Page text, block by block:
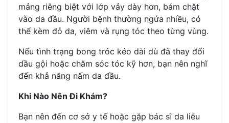
mảng riêng biệt với lớp vảy dày hơn, bám chặt
vào da đầu. Người bệnh thường ngứa nhiều, có
thể kèm đỏ da, viêm và rụng tóc theo từng vùng.
Nếu tình trạng bong tróc kéo dài dù đã thay đổi
dầu gội hoặc chăm sóc tóc kỹ hơn, bạn nên nghĩ
đến khả năng nấm da đầu.
Khi Nào Nên Đi Khám?
Bạn nên đến cơ sở y tế hoặc gặp bác sĩ da liễu